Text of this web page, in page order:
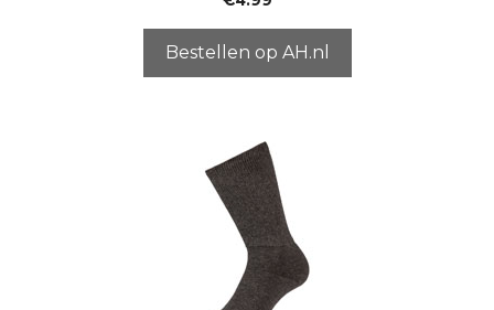
5
Bestellen op AH.nl